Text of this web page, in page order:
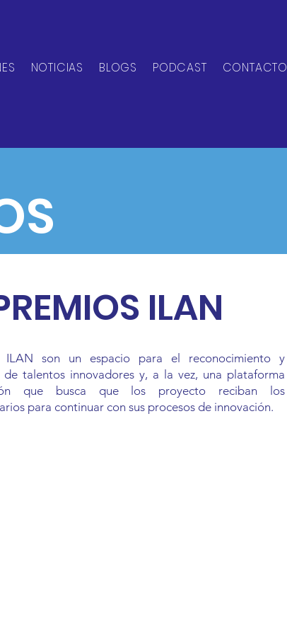
NOTICIAS BLOGS PODCAST CONTACTO
ILAN
ILAN son un espacio para el reconocimiento y
de talentos innovadores y, a la vez, una plataforma
que busca que los proyecto reciban los
para continuar con sus procesos de innovación.